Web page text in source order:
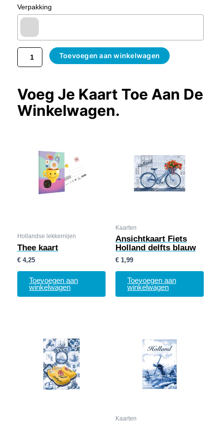
Verpakking
Toevoegen aan winkelwagen
Voeg Je Kaart Toe Aan De
Winkelwagen.
Hollandse lekkernijen
Thee kaart
€ 4,25
Toevoegen aan
winkelwagen
Kaarten
Ansichtkaart Fiets
Holland delfts blauw
€ 1,99
Toevoegen aan
winkelwagen
Kaarten